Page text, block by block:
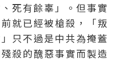
死有餘辜」。但事實
就已經被槍殺，「叛
只不過是中共為掩蓋
殺的醜惡事實而製造